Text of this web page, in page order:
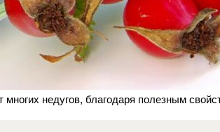
недугов, благодаря полезным